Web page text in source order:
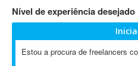
802.11
A-GPS
Nível de experiência desejado
Estou a procura de freelancers